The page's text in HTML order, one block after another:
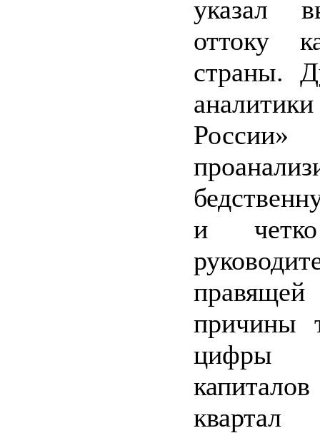
указал
оттоку
страны.
и
причины
цифры
квартал